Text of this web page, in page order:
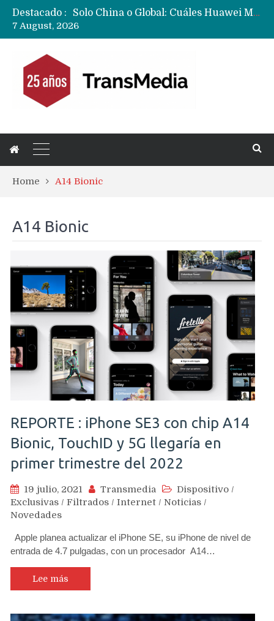
Destacado :
Data Centers de Huawei en Chile, México, Brasil,Perú y Argentina podrían verse afectados por arremetida de EE.UU
7 August, 2026
Home A14 Bionic
A14 Bionic
REPORTE : iPhone SE3 con chip A14
Bionic, TouchID y 5G llegaría en
primer trimestre del 2022
19 julio, 2021 Transmedia Dispositivo /
Exclusivas / Filtrados / Internet / Noticias /
Novedades
Apple planea actualizar el iPhone SE, su iPhone de nivel de
entrada de 4.7 pulgadas, con un procesador A14…
Lee más